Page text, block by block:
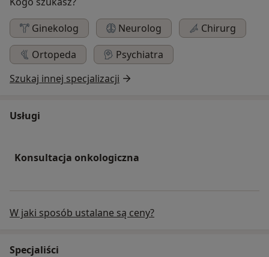
Ginekolog
Neurolog
Chirurg
Ortopeda
Psychiatra
Szukaj innej specjalizacji
Usługi
Konsultacja onkologiczna
W jaki sposób ustalane są ceny?
Specjaliści